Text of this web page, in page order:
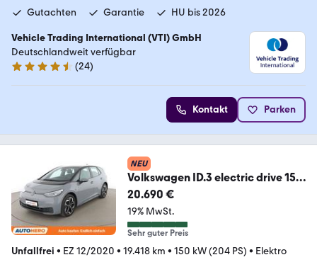
Gutachten
Garantie HU bis 2026
Vehicle Trading International (VTI) GmbH
Deutschlandweit verfügbar
4.4 Sterne
(24)
Kontakt Parken
NEU
Volkswagen ID.3 electric drive 150
kW Life Pro Performance
20.690 €
19% MwSt.
Sehr guter Preis
Unfallfrei • EZ 12/2020 • 19.418 km • 150 kW (204 PS) • Elektro